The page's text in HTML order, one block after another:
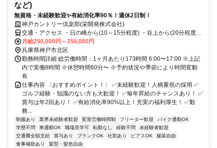
など)
無資格・未経験歓迎✨有給消化率90％！週休2日制！
神戸カントリー倶楽部(栄開発株式会社)
交通・アクセス ・日の峰から(10～15分程度) ・谷上から(20分程度)
・西神中央工業団地から(25分程度) ・志染駅から（15分程度） ・南
ウッディータウンから（35分程度） ・岡場駅から(30分程度)
月給290,000円～350,000円
兵庫県神戸市北区
勤務時間詳細 総労働時間：1ヶ月あたり173時間 6:00〜17:00 ※上記
内で実働8時間 ※休憩時間60分〜 ※予約状況や季節により時間変動
有
仕事内容 〈おすすめポイント！〉 ✅未経験歓迎！人柄重視の採用 ✅
ゴルフ経験・知識のない方も大歓迎！ ✅毎年昇給のチャンスあり！ ✅
賞与は年2回あり！ ✅有給消化率90%以上！充実の福利厚生！ ✅勤
務...
制服あり 業界未経験者歓迎 変形労働時間制 フリーター歓迎
バイク通勤OK
学歴不問
車通勤OK 職場見学可 転勤なし 経験不問
未経験者歓迎
交通費全額支給
賞与あり ブランクOK 社割あり ピアスOK
服装自由
食事補助あり
髪型・髪色自由